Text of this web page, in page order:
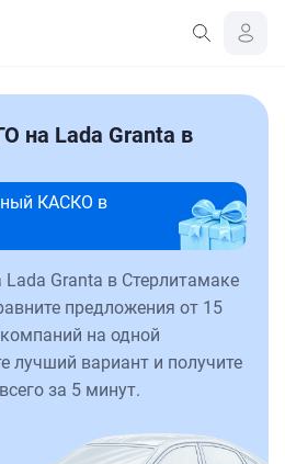
на Lada Granta в
КАСКО в
Granta в Стерлитамаке
предложения от 15
на одной
лучший вариант и получите
за 5 минут.